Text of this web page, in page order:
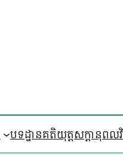
បទដ្ឋានគតិយុត្តសក្តានុព